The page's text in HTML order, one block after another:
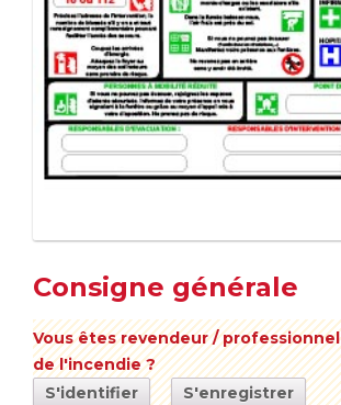
Consigne générale
Vous êtes revendeur / professionnel
de l'incendie ?
S'identifier
S'enregistrer